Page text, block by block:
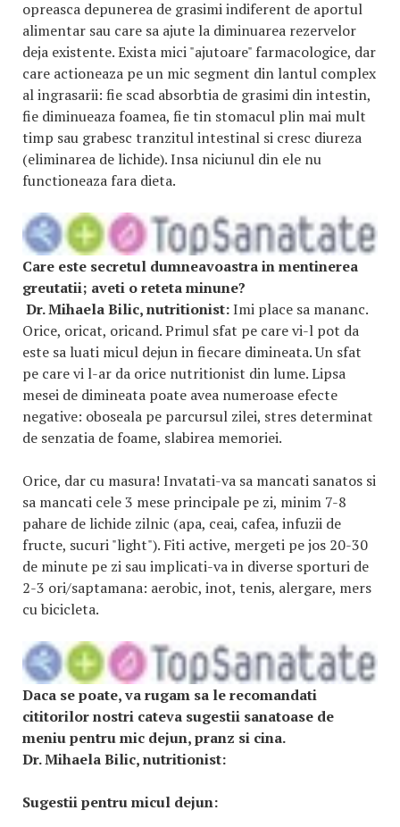
opreasca depunerea de grasimi indiferent de aportul
alimentar sau care sa ajute la diminuarea rezervelor
deja existente. Exista mici "ajutoare" farmacologice, dar
care actioneaza pe un mic segment din lantul complex
al ingrasarii: fie scad absorbtia de grasimi din intestin,
fie diminueaza foamea, fie tin stomacul plin mai mult
timp sau grabesc tranzitul intestinal si cresc diureza
(eliminarea de lichide). Insa niciunul din ele nu
functioneaza fara dieta.
Care este secretul dumneavoastra in mentinerea
greutatii; aveti o reteta minune?
Dr. Mihaela Bilic, nutritionist:Imi place sa mananc.
Orice, oricat, oricand. Primul sfat pe care vi-l pot da
este sa luati micul dejun in fiecare dimineata. Un sfat
pe care vi l-ar da orice nutritionist din lume. Lipsa
mesei de dimineata poate avea numeroase efecte
negative: oboseala pe parcursul zilei, stres determinat
de senzatia de foame, slabirea memoriei.
Orice, dar cu masura! Invatati-va sa mancati sanatos si
sa mancati cele 3 mese principale pe zi, minim 7-8
pahare de lichide zilnic (apa, ceai, cafea, infuzii de
fructe, sucuri "light"). Fiti active, mergeti pe jos 20-30
de minute pe zi sau implicati-va in diverse sporturi de
2-3 ori/saptamana: aerobic, inot, tenis, alergare, mers
cu bicicleta.
Daca se poate, va rugam sa le recomandati
cititorilor nostri cateva sugestii sanatoase de
meniu pentru mic dejun, pranz si cina.
Dr. Mihaela Bilic, nutritionist:
Sugestii pentrumicul dejun: